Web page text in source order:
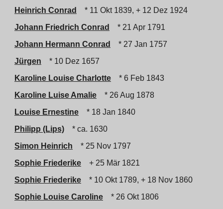
Heinrich Conrad
* 11 Okt 1839, + 12 Dez 1924
Johann Friedrich Conrad
* 21 Apr 1791
Johann Hermann Conrad
* 27 Jan 1757
Jürgen
* 10 Dez 1657
Karoline Louise Charlotte
* 6 Feb 1843
Karoline Luise Amalie
* 26 Aug 1878
Louise Ernestine
* 18 Jan 1840
Philipp (Lips)
* ca. 1630
Simon Heinrich
* 25 Nov 1797
Sophie Friederike
+ 25 Mär 1821
Sophie Friederike
* 10 Okt 1789, + 18 Nov 1860
Sophie Louise Caroline
* 26 Okt 1806